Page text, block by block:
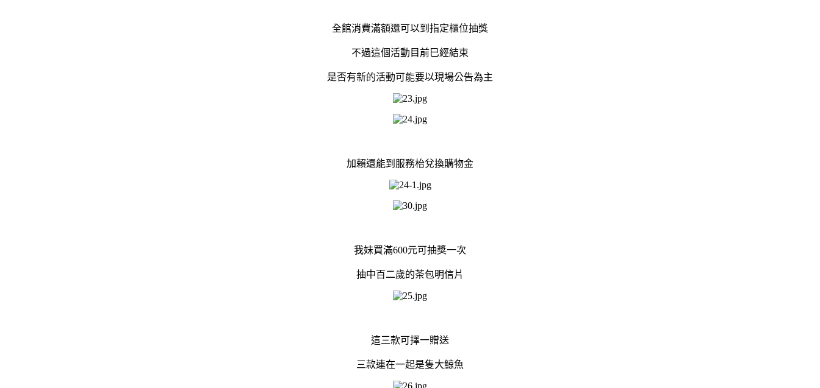
全館消費滿額還可以到指定櫃位抽獎
不過這個活動目前巳經結束
是否有新的活動可能要以現場公告為主
加賴還能到服務枱兌換購物金
我妹買滿600元可抽獎一次
抽中百二歲的茶包明信片
這三款可擇一贈送
三款連在一起是隻大鯨魚